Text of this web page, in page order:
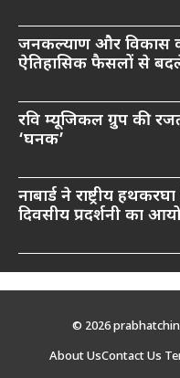
जनकल्याण और विकास
ऐतिहासिक फैसलों से
रवि म्यूजिकल ग्रुप की
‘घनक’
नाबार्ड ने राष्ट्रीय
दिवसीय प्रदर्शनी का
© 2026
About UsContact Us